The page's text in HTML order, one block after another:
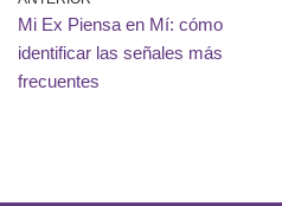
Mi Ex Piensa en Mí: cómo
identificar las señales más
frecuentes